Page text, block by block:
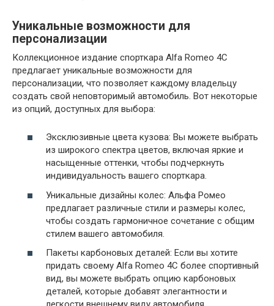
Уникальные возможности для
персонализации
Коллекционное издание спорткара Alfa Romeo 4C
предлагает уникальные возможности для
персонализации, что позволяет каждому владельцу
создать свой неповторимый автомобиль. Вот некоторые
из опций, доступных для выбора:
Эксклюзивные цвета кузова: Вы можете выбрать
из широкого спектра цветов, включая яркие и
насыщенные оттенки, чтобы подчеркнуть
индивидуальность вашего спорткара.
Уникальные дизайны колес: Альфа Ромео
предлагает различные стили и размеры колес,
чтобы создать гармоничное сочетание с общим
стилем вашего автомобиля.
Пакеты карбоновых деталей: Если вы хотите
придать своему Alfa Romeo 4C более спортивный
вид, вы можете выбрать опцию карбоновых
деталей, которые добавят элегантности и